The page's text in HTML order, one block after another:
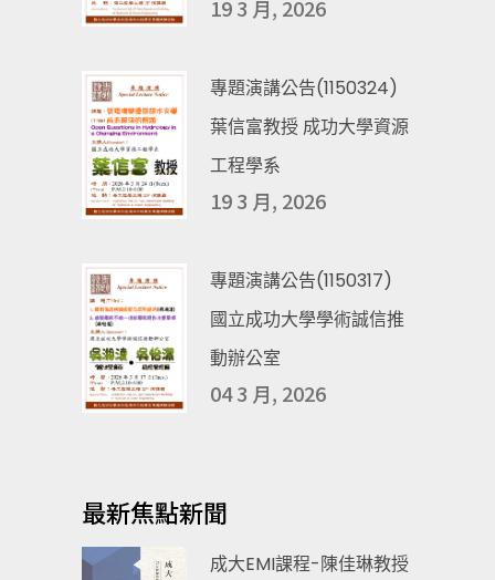
19 3 月, 2026
專題演講公告(1150324)
葉信富教授 成功大學資源
工程學系
19 3 月, 2026
專題演講公告(1150317)
國立成功大學學術誠信推
動辦公室
04 3 月, 2026
最新焦點新聞
成大EMI課程-陳佳琳教授